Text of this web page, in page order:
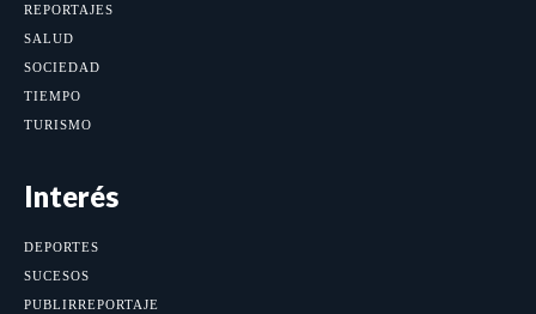
REPORTAJES
SALUD
SOCIEDAD
TIEMPO
TURISMO
Interés
DEPORTES
SUCESOS
PUBLIRREPORTAJE